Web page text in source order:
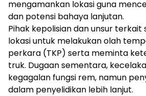
mengamankan lokasi guna
dan potensi bahaya lanjutan.
Pihak kepolisian dan unsur
lokasi untuk melakukan olah
perkara (TKP) serta meminta
truk. Dugaan sementara,
kegagalan fungsi rem, namun
dalam penyelidikan lebih lanjut.